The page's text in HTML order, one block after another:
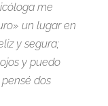
me
un lugar en
y segura;
y puedo
dos